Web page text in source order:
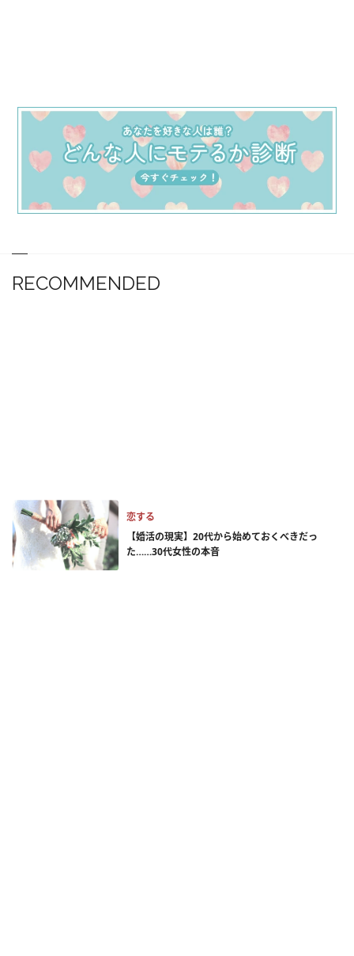
RECOMMENDED
恋する
【婚活の現実】20代から始めておくべきだっ
た……30代女性の本音